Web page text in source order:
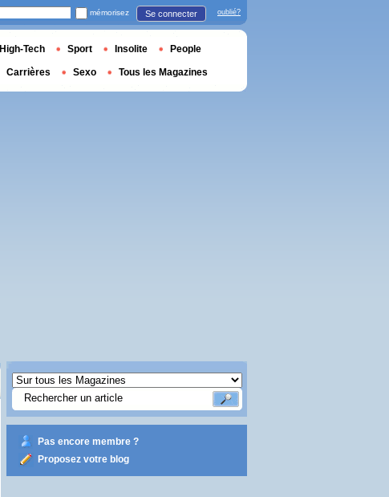
Pas encore membre ?
Proposez votre blog
mémorisez Se connecter oublié?
High-Tech Sport Insolite People
Carrières Sexo Tous les Magazines